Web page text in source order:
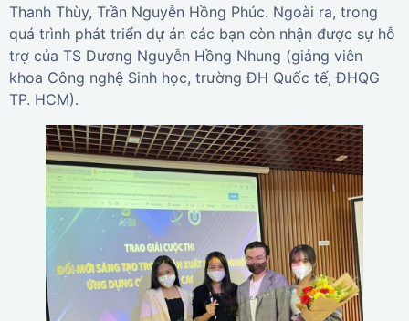
Thanh Thùy, Trần Nguyễn Hồng Phúc. Ngoài ra, trong
quá trình phát triển dự án các bạn còn nhận được sự hỗ
trợ của TS Dương Nguyễn Hồng Nhung (giảng viên
khoa Công nghệ Sinh học, trường ĐH Quốc tế, ĐHQG
TP. HCM).